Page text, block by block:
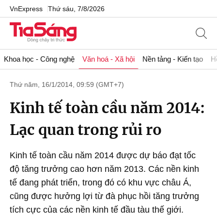
VnExpress Thứ sáu, 7/8/2026
Khoa học - Công nghệ Văn hoá - Xã hội Nền tảng - Kiến tạo
Thứ năm, 16/1/2014, 09:59 (GMT+7)
Kinh tế toàn cầu năm 2014:
Lạc quan trong rủi ro
Kinh tế toàn cầu năm 2014 được dự báo đạt tốc
độ tăng trưởng cao hơn năm 2013. Các nền kinh
tế đang phát triển, trong đó có khu vực châu Á,
cũng được hưởng lợi từ đà phục hồi tăng trưởng
tích cực của các nền kinh tế đầu tàu thế giới.